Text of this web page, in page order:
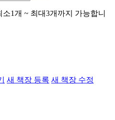
1개 ~ 최대3개까지 가능합니
새 책장 등록 새 책장 수정